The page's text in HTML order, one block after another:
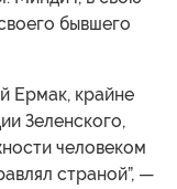
бывшего
Ермак, крайне
Зеленского,
человеком
страной”, —